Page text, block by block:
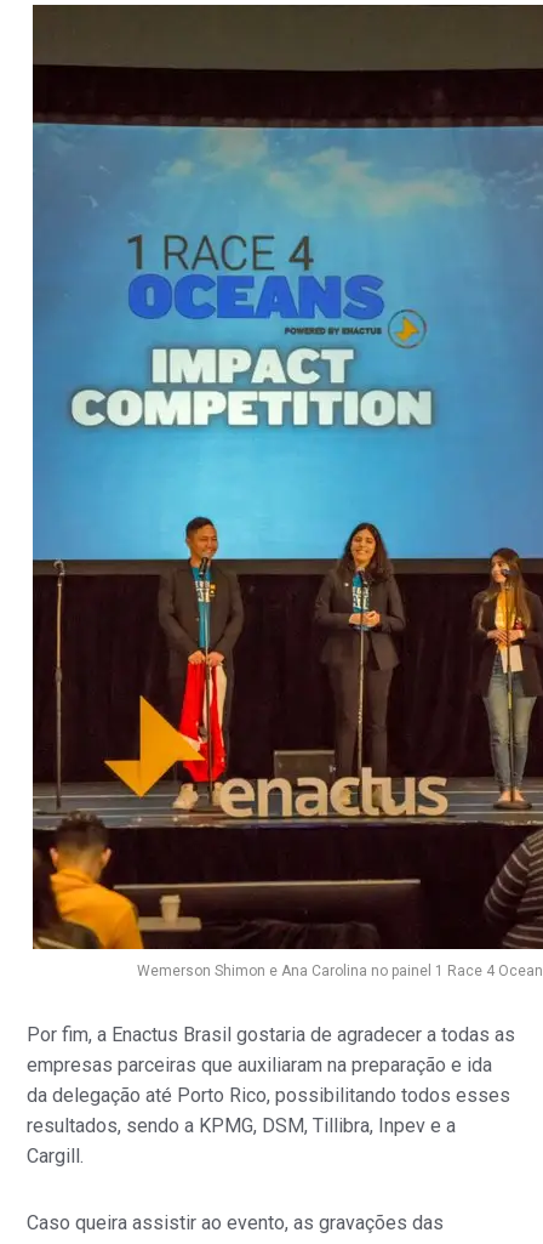
Wemerson Shimon e Ana Carolina no painel 1 Race 4
Por fim, a Enactus Brasil gostaria de agradecer a todas as
empresas parceiras que auxiliaram na preparação e ida
da delegação até Porto Rico, possibilitando todos esses
resultados, sendo a KPMG, DSM, Tillibra, Inpev e a
Cargill.
Caso queira assistir ao evento, as gravações das